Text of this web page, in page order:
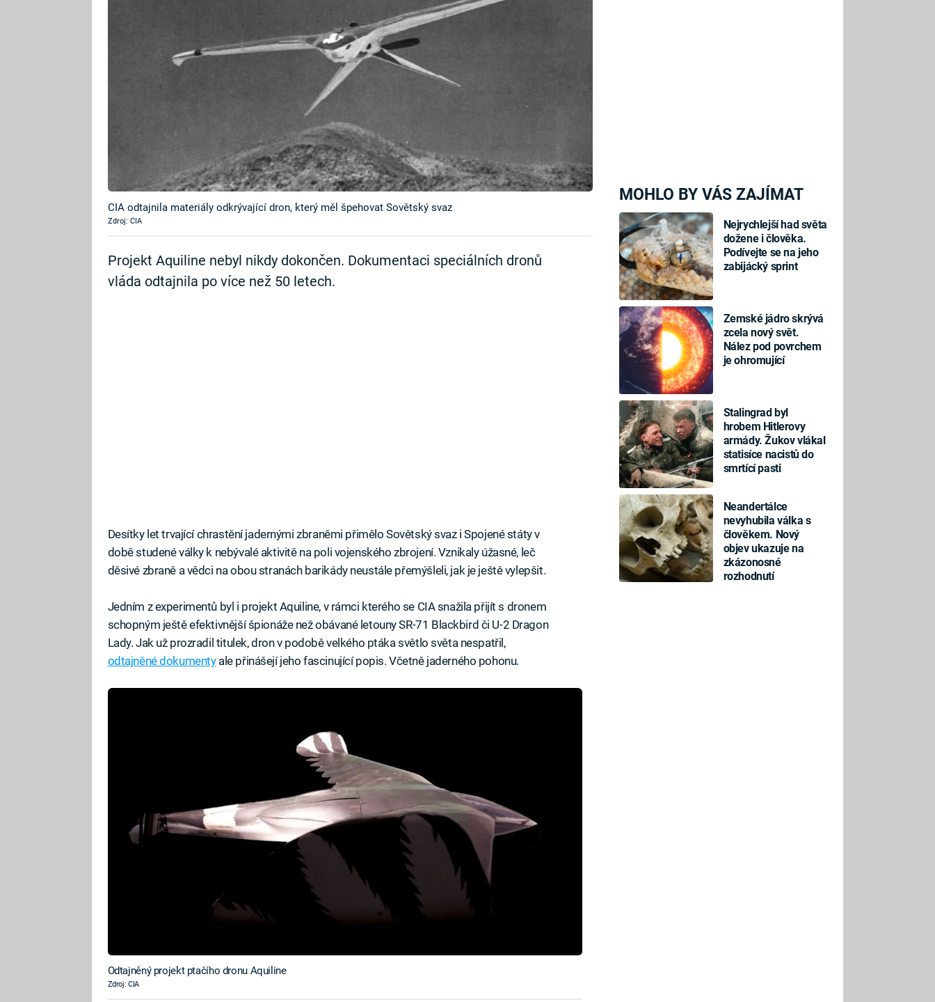
MOHLO BY VÁS ZAJÍMAT
Nejrychlejší had světa
dožene i člověka.
Podívejte se na jeho
zabijácký sprint
Zemské jádro skrývá
zcela nový svět.
Nález pod povrchem
je ohromující
Stalingrad byl
hrobem Hitlerovy
armády. Žukov vlákal
statisíce nacistů do
smrtící pasti
Neandertálce
nevyhubila válka s
člověkem. Nový
objev ukazuje na
zkázonosné
rozhodnutí
CIA odtajnila materiály odkrývající dron, který měl špehovat Sovětský svaz
Zdroj: CIA
Projekt Aquiline nebyl nikdy dokončen. Dokumentaci speciálních dronů
vláda odtajnila po více než 50 letech.
Desítky let trvající chrastění jadernými zbraněmi přimělo Sovětský svaz i Spojené státy v
době studené války k nebývalé aktivitě na poli vojenského zbrojení. Vznikaly úžasné, leč
děsivé zbraně a vědci na obou stranách barikády neustále přemýšleli, jak je ještě vylepšit.
Jedním z experimentů byl i projekt Aquiline, v rámci kterého se CIA snažila přijít s dronem
schopným ještě efektivnější špionáže než obávané letouny SR-71 Blackbird či U-2 Dragon
Lady. Jak už prozradil titulek, dron v podobě velkého ptáka světlo světa nespatřil,
odtajněné dokumentyale přinášejí jeho fascinující popis. Včetně jaderného pohonu.
Odtajněný projekt ptačího dronu Aquiline
Zdroj: CIA